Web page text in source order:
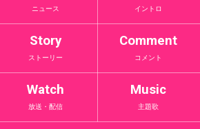
ニュース イントロ
Story
ストーリー
Comment
コメント
Watch
放送・配信
Music
主題歌